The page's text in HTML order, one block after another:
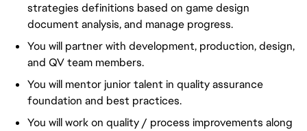
strategies definitions based on game design
document analysis, and manage progress.
You will partner with development, production, design,
and QV team members.
You will mentor junior talent in quality assurance
foundation and best practices.
You will work on quality / process improvements along